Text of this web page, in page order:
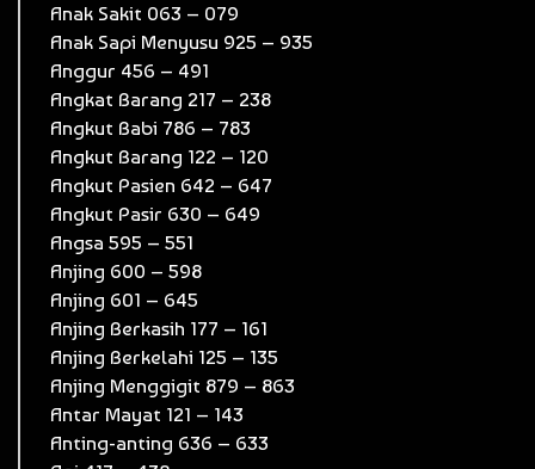
Anak Sakit 063 – 079
Anak Sapi Menyusu 925 – 935
Anggur 456 – 491
Angkat Barang 217 – 238
Angkut Babi 786 – 783
Angkut Barang 122 – 120
Angkut Pasien 642 – 647
Angkut Pasir 630 – 649
Angsa 595 – 551
Anjing 600 – 598
Anjing 601 – 645
Anjing Berkasih 177 – 161
Anjing Berkelahi 125 – 135
Anjing Menggigit 879 – 863
Antar Mayat 121 – 143
Anting-anting 636 – 633